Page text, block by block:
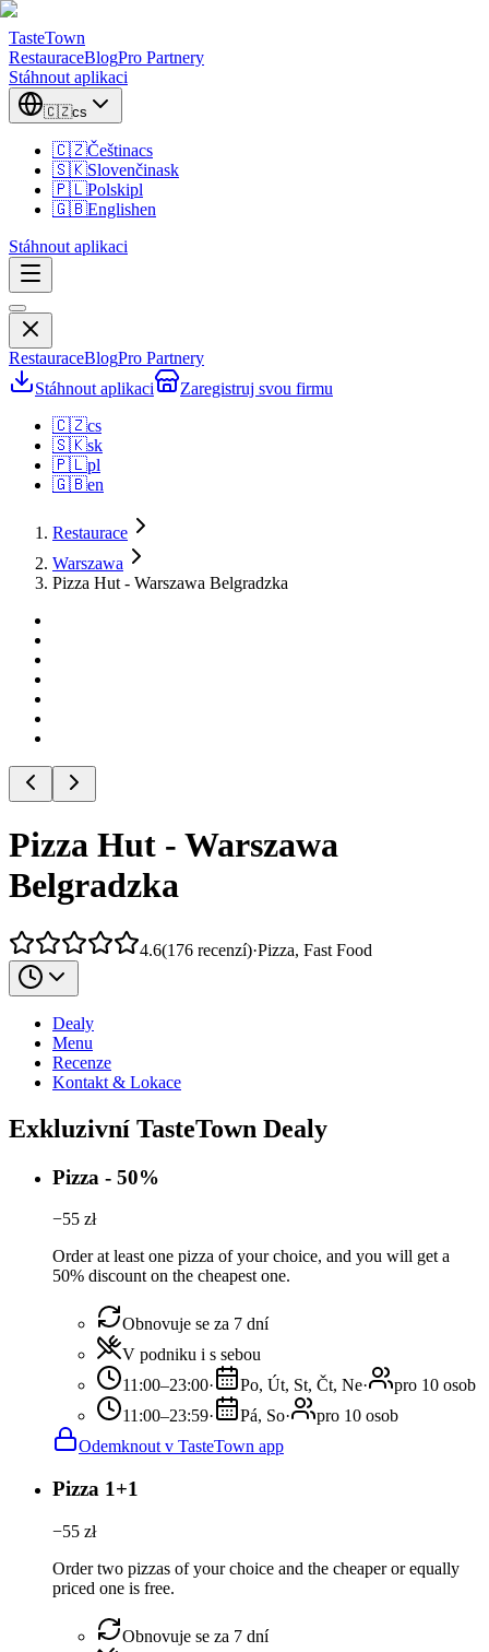
TasteTown
RestauraceBlogPro Partnery
Stáhnout aplikaci
🇨🇿cs
🇨🇿Češtinacs
🇸🇰Slovenčinask
🇵🇱Polskipl
🇬🇧Englishen
Stáhnout aplikaci
RestauraceBlogPro Partnery
Stáhnout aplikaci
Zaregistruj svou firmu
🇨🇿cs
🇸🇰sk
🇵🇱pl
🇬🇧en
Restaurace
Warszawa
Pizza Hut - Warszawa Belgradzka
Pizza Hut - Warszawa
Belgradzka
4.6(176 recenzí)·Pizza, Fast Food
Dealy
Menu
Recenze
Kontakt & Lokace
Exkluzivní TasteTown Dealy
Pizza - 50%
−55 zł
Order at least one pizza of your choice, and you will get a
50% discount on the cheapest one.
Obnovuje se za 7 dní
V podniku i s sebou
11:00–23:00· Po, Út, St, Čt, Ne·
pro 10 osob
11:00–23:59· Pá, So·
pro 10 osob
Odemknout v TasteTown app
Pizza 1+1
−55 zł
Order two pizzas of your choice and the cheaper or equally
priced one is free.
Obnovuje se za 7 dní